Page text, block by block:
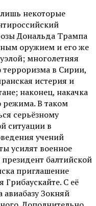
некоторые
Дональда Трампа
оружием и его же
многолетняя
в Сирии,
истерия и
наконец, накачка
режима. В таком
серьёзному
ситуации в
учений
усилят военное
президент балтийской
приглашение
С её
Зокняй